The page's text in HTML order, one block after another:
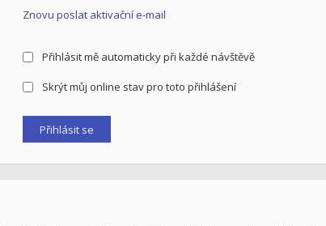
Znovu poslat aktivační e-mail
Přihlásit mě automaticky při každé návštěvě
Skrýt můj online stav pro toto přihlášení